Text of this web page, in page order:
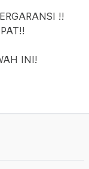
!!
INI!